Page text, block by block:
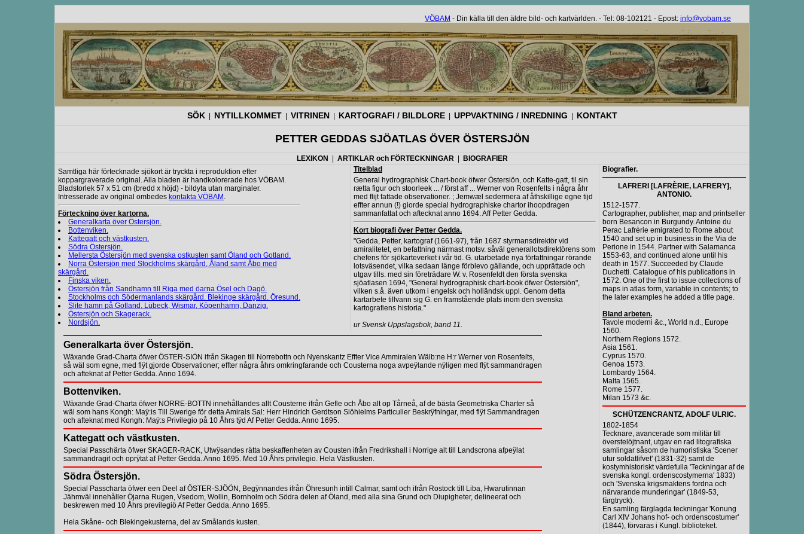
VÖBAM - Din källa till den äldre bild- och kartvärlden. - Tel: 08-102121 - Epost: info@vobam.se
SÖK NYTILLKOMMET VITRINEN KARTOGRAFI / BILDLORE UPPVAKTNING / INREDNING KONTAKT
PETTER GEDDAS SJÖATLAS ÖVER ÖSTERSJÖN
LEXIKON ARTIKLAR och FÖRTECKNINGAR
BIOGRAFIER
Biografier.
LAFRERI [LAFRÈRIE, LAFRERY],
ANTONIO.
1512-1577.
Cartographer, publisher, map and printseller
born Besancon in Burgundy. Antoine du
Perac Lafrèrie emigrated to Rome about
1540 and set up in business in the Via de
Perione in 1544. Partner with Salamanca
1553-63, and continued alone until his
death in 1577. Succeeded by Claude
Duchetti. Catalogue of his publications in
1572. One of the first to issue collections of
maps in atlas form, variable in contents; to
the later examples he added a title page.
Bland arbeten.
Tavole moderni &c., World n.d., Europe
1560.
Northern Regions 1572.
Asia 1561.
Cyprus 1570.
Genoa 1573.
Lombardy 1564.
Malta 1565.
Rome 1577.
Milan 1573 &c.
SCHÜTZENCRANTZ, ADOLF ULRIC.
1802-1854
Tecknare, avancerade som militär till
överstelöjtnant, utgav en rad litografiska
samlingar såsom de humoristiska 'Scener
utur soldatlifvet' (1831-32) samt de
kostymhistoriskt värdefulla 'Teckningar af de
svenska kongl. ordenscostymerna' 1833)
och 'Svenska krigsmaktens fordna och
närvarande munderingar' (1849-53,
färgtryck).
En samling färglagda teckningar 'Konung
Carl XIV Johans hof- och ordenscostumer'
(1844), förvaras i Kungl. biblioteket.
Samtliga här förtecknade sjökort är tryckta i reproduktion efter
koppargraverade original. Alla bladen är handkolorerade hos VÖBAM.
Bladstorlek 57 x 51 cm (bredd x höjd) - bildyta utan marginaler.
Intresserade av original ombedes kontakta VÖBAM .
Förteckning över kartorna.
Generalkarta över Östersjön.
Bottenviken.
Kattegatt och västkusten.
Södra Östersjön.
Mellersta Östersjön med svenska ostkusten samt Öland och Gotland.
Norra Östersjön med Stockholms skärgård, Åland samt Åbo med
skärgård.
Finska viken.
Östersjön från Sandhamn till Riga med öarna Ösel och Dagö.
Stockholms och Södermanlands skärgård. Blekinge skärgård. Öresund.
Slite hamn på Gotland, Lübeck, Wismar, Köpenhamn, Danzig.
Östersjön och Skagerack.
Nordsjön.
Titelblad
General hydrographisk Chart-book öfwer Östersiön, och Katte-gatt, til sin
rætta figur och stoorleek ... / först aff ... Werner von Rosenfelts i några åhr
med flijt fattade observationer. ; Jemwæl sedermera af åthskillige egne tijd
effter annun (!) giorde special hydrographiske chartor ihoopdragen
sammanfattat och aftecknat anno 1694. Aff Petter Gedda.
Kort biografi över Petter Gedda.
"Gedda, Petter, kartograf (1661-97), från 1687 styrmansdirektör vid
amiralitetet, en befattning närmast motsv. såväl generallotsdirektörens som
chefens för sjökarteverket i vår tid. G. utarbetade nya författningar rörande
lotsväsendet, vilka sedaan länge förblevo gällande, och upprättade och
utgav tills. med sin företrädare W. v. Rosenfeldt den första svenska
sjöatlasen 1694, "General hydrographisk chart-book öfwer Östersiön",
vilken s.å. även utkom i engelsk och holländsk uppl. Genom detta
kartarbete tillvann sig G. en framstående plats inom den svenska
kartografiens historia."
ur Svensk Uppslagsbok, band 11.
Generalkarta över Östersjön.
Wäxande Grad-Charta öfwer ÖSTER-SIÖN ifrån Skagen till Norrebottn och Nyenskantz Effter Vice Ammiralen Wälb:ne H:r Werner von Rosenfelts,
så wäl som egne, med flÿt gjorde Observationer; effter några åhrs omkringfarande och Cousterna noga avpeÿlande nÿligen med flÿt sammandragen
och afteknat af Petter Gedda. Anno 1694.
Bottenviken.
Wäxande Grad-Charta öfwer NORRE-BOTTN innehållandes allt Cousterne ifrån Gefle och Åbo alt op Tårneå, af de bästa Geometriska Charter så
wäl som hans Kongh: Maÿ:is Till Swerige för detta Amirals Sal: Herr Hindrich Gerdtson Siöhielms Particulier Beskrÿfningar, med flÿt Sammandragen
och afteknat med Kongh: Maÿ:s Privilegio på 10 Åhrs tÿd Af Petter Gedda. Anno 1695.
Kattegatt och västkusten.
Special Passchärta öfwer SKAGER-RACK, Utwÿsandes rätta beskaffenheten av Cousten ifrån Fredrikshall i Norrige alt till Landscrona afpeÿlat
sammandragit och oprÿtat af Petter Gedda. Anno 1695. Med 10 Åhrs privilegio. Hela Västkusten.
Södra Östersjön.
Special Passcharta öfwer een Deel af ÖSTER-SJÖÖN, Begÿnnandes ifrån Öhresunh intill Calmar, samt och ifrån Rostock till Liba, Hwarutinnan
Jähmväl innehåller Öjarna Rugen, Vsedom, Wollin, Bornholm och Södra delen af Öland, med alla sina Grund och Diupigheter, delineerat och
beskrewen med 10 Åhrs previlegiö Af Petter Gedda. Anno 1695.
Hela Skåne- och Blekingekusterna, del av Smålands kusten.